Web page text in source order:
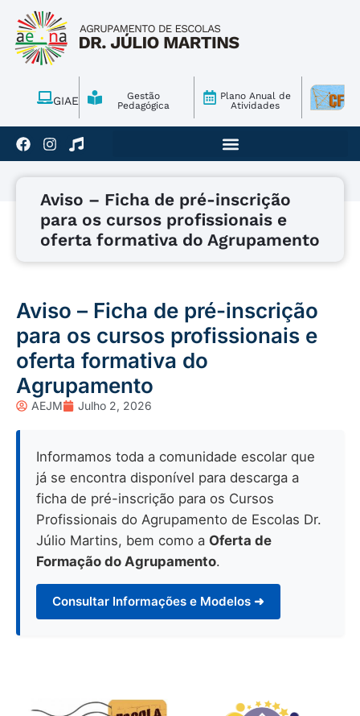
GIAE
Gestão
Pedagógica
Plano Anual de
Atividades
Aviso – Ficha de pré-inscrição
para os cursos profissionais e
oferta formativa do Agrupamento
Aviso – Ficha de pré-inscrição
para os cursos profissionais e
oferta formativa do
Agrupamento
AEJM Julho 2, 2026
Informamos toda a comunidade escolar que
já se encontra disponível para descarga a
ficha de pré-inscrição para os Cursos
Profissionais do Agrupamento de Escolas Dr.
Júlio Martins, bem como a Oferta de
Formação do Agrupamento.
Consultar Informações e Modelos ➜